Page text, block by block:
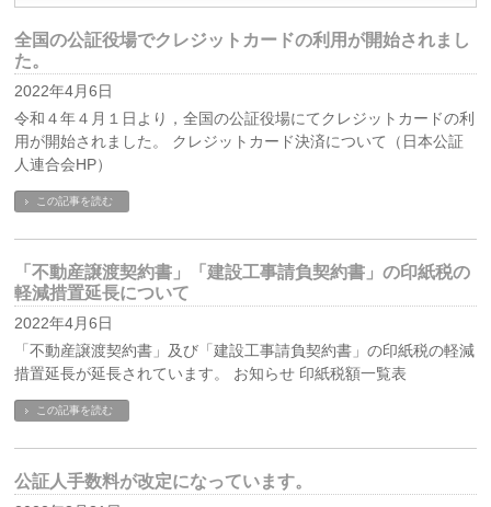
全国の公証役場でクレジットカードの利用が開始されまし
た。
2022年4月6日
令和４年４月１日より，全国の公証役場にてクレジットカードの利
用が開始されました。 クレジットカード決済について（日本公証
人連合会HP）
この記事を読む
「不動産譲渡契約書」「建設工事請負契約書」の印紙税の
軽減措置延長について
2022年4月6日
「不動産譲渡契約書」及び「建設工事請負契約書」の印紙税の軽減
措置延長が延長されています。 お知らせ 印紙税額一覧表
この記事を読む
公証人手数料が改定になっています。